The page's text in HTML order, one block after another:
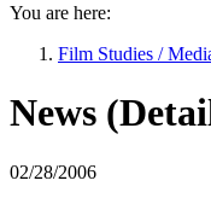
You are here:
Film Studies /
News
02/28/2006